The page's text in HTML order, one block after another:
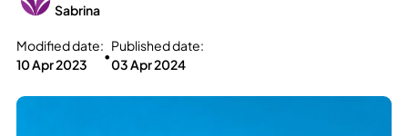
Sabrina
Modified date:
10 Apr 2023
•
Published date:
03 Apr 2024